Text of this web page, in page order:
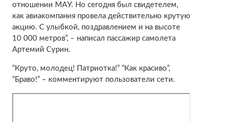
отношении МАУ. Но сегодня был свидетелем,
как авиакомпания провела действительно крутую
акцию. С улыбкой, поздравлением и на высоте
10 000 метров”, – написал пассажир самолета
Артемий Сурин.
“Круто, молодец! Патриотка!” “Как красиво”,
“Браво!” – комментируют пользователи сети.